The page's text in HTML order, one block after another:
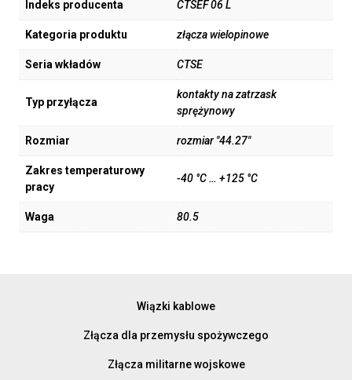
Indeks producenta CTSEF 06 L
Kategoria produktu złącza wielopinowe
Seria wkładów CTSE
Typ przyłącza
kontakty na zatrzask
sprężynowy
Rozmiar rozmiar "44.27"
Zakres temperaturowy
pracy
-40 °C … +125 °C
Waga 80.5
Wiązki kablowe
Złącza dla przemysłu spożywczego
Złącza militarne wojskowe